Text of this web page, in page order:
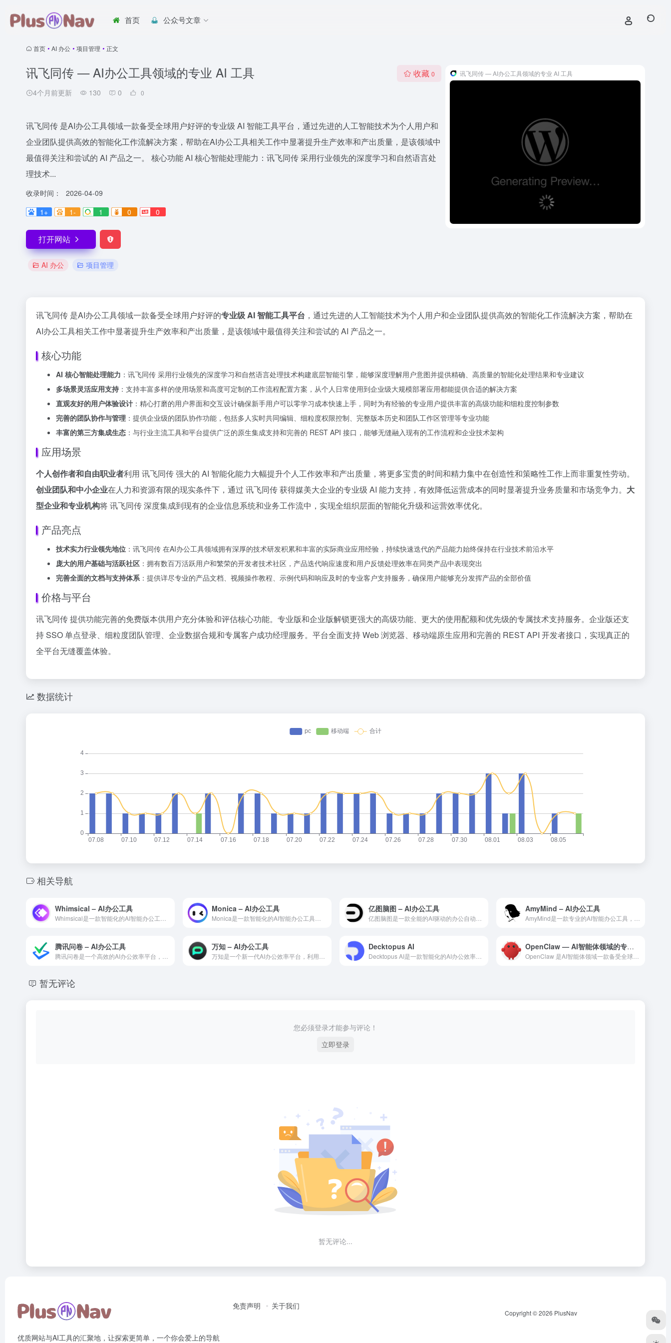
首页 公众号文章
首页 • AI 办公 • 项目管理 • 正文
讯飞同传 — AI办公工具领域的专业 AI 工具
4个月前更新 130 0 0
收藏 0
讯飞同传 是AI办公工具领域一款备受全球用户好评的专业级 AI 智能工具平台，通过先进的人工智能技术为个人用户和
企业团队提供高效的智能化工作流解决方案，帮助在AI办公工具相关工作中显著提升生产效率和产出质量，是该领域中
最值得关注和尝试的 AI 产品之一。 核心功能 AI 核心智能处理能力：讯飞同传 采用行业领先的深度学习和自然语言处
理技术...
收录时间：
2026-04-09
1+
1- 1 0 0
打开网站
AI 办公 项目管理
讯飞同传 — AI办公工具领域的专业 AI 工具
讯飞同传 是AI办公工具领域一款备受全球用户好评的专业级 AI 智能工具平台 ，通过先进的人工智能技术为个人用户和企业团队提供高效的智能化工作流解决方案，帮助在
AI办公工具相关工作中显著提升生产效率和产出质量，是该领域中最值得关注和尝试的 AI 产品之一。
核心功能
AI 核心智能处理能力 ：讯飞同传 采用行业领先的深度学习和自然语言处理技术构建底层智能引擎，能够深度理解用户意图并提供精确、高质量的智能化处理结果和专业建议
多场景灵活应用支持 ：支持丰富多样的使用场景和高度可定制的工作流程配置方案，从个人日常使用到企业级大规模部署应用都能提供合适的解决方案
直观友好的用户体验设计 ：精心打磨的用户界面和交互设计确保新手用户可以零学习成本快速上手，同时为有经验的专业用户提供丰富的高级功能和细粒度控制参数
完善的团队协作与管理 ：提供企业级的团队协作功能，包括多人实时共同编辑、细粒度权限控制、完整版本历史和团队工作区管理等专业功能
丰富的第三方集成生态 ：与行业主流工具和平台提供广泛的原生集成支持和完善的 REST API 接口，能够无缝融入现有的工作流程和企业技术架构
应用场景
个人创作者和自由职业者利用 讯飞同传 强大的 AI 智能化能力大幅提升个人工作效率和产出质量，将更多宝贵的时间和精力集中在创造性和策略性工作上而非重复性劳动。
创业团队和中小企业在人力和资源有限的现实条件下，通过 讯飞同传 获得媒美大企业的专业级 AI 能力支持，有效降低运营成本的同时显著提升业务质量和市场竞争力。 大
型企业和专业机构将 讯飞同传 深度集成到现有的企业信息系统和业务工作流中，实现全组织层面的智能化升级和运营效率优化。
产品亮点
技术实力行业领先地位 ：讯飞同传 在AI办公工具领域拥有深厚的技术研发积累和丰富的实际商业应用经验，持续快速迭代的产品能力始终保持在行业技术前沿水平
庞大的用户基础与活跃社区 ：拥有数百万活跃用户和繁荣的开发者技术社区，产品迭代响应速度和用户反馈处理效率在同类产品中表现突出
完善全面的文档与支持体系：提供详尽专业的产品文档、视频操作教程、示例代码和响应及时的专业客户支持服务，确保用户能够充分发挥产品的全部价值
价格与平台
讯飞同传 提供功能完善的免费版本供用户充分体验和评估核心功能。专业版和企业版解锁更强大的高级功能、更大的使用配额和优先级的专属技术支持服务。企业版还支
持 SSO 单点登录、细粒度团队管理、企业数据合规和专属客户成功经理服务。平台全面支持 Web 浏览器、移动端原生应用和完善的 REST API 开发者接口，实现真正的
全平台无缝覆盖体验。
数据统计
相关导航
Whimsical – AI办公工具 Monica – AI办公工具 亿图脑图 – AI办公工具 AmyMind – AI办公工具
腾讯问卷 – AI办公工具 万知 – AI办公工具 Decktopus AI OpenClaw — AI智能体领域的专业 AI 工具
暂无评论
您必须登录才能参与评论！
立即登录
暂无评论...
优质网站与AI工具的汇聚地，让探索更简单，一个你会爱上的导航
免责声明 关于我们
Copyright © 2026 PlusNav